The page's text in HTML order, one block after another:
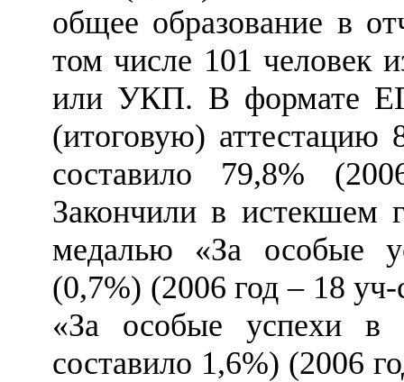
общее образование в
том числе 101 человек
или УКП. В формате
(итоговую) аттестацию
составило 79,8%
Закончили в истекшем
медалью «За особые
(0,7%) (2006 год–18 уч-
«За особые успехи
составило 1,6%) (2006